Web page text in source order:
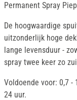
Permanent Spray
De hoogwaardige
uitzonderlijk hoge
lange levensduur -
spray twee keer zo
Voldoende voor: 0,7 -
24 uur.